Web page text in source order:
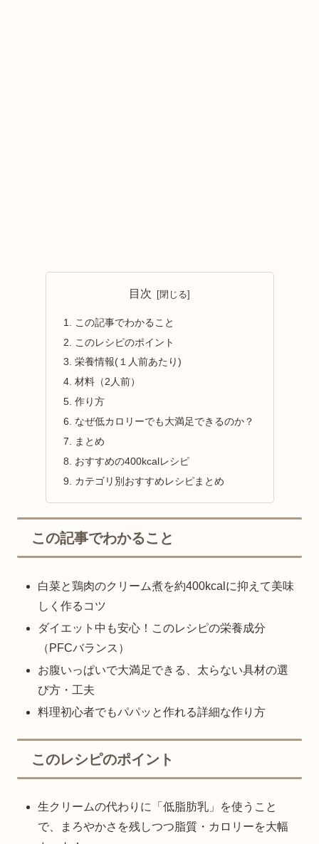
目次
この記事でわかること
このレシピのポイント
栄養情報(１人前あたり)
材料（2人前）
作り方
なぜ低カロリーでも大満足できるのか？
まとめ
おすすめの400kcalレシピ
カテゴリ別おすすめレシピまとめ
この記事でわかること
白菜と鶏肉のクリーム煮を約400kcalに抑えて美味
しく作るコツ
ダイエット中も安心！このレシピの栄養成分
（PFCバランス）
お腹いっぱいで大満足できる、太らない具材の選
び方・工夫
料理初心者でもパパッと作れる詳細な作り方
このレシピのポイント
生クリームの代わりに「低脂肪乳」を使うこと
で、まろやかさを残しつつ脂質・カロリーを大幅